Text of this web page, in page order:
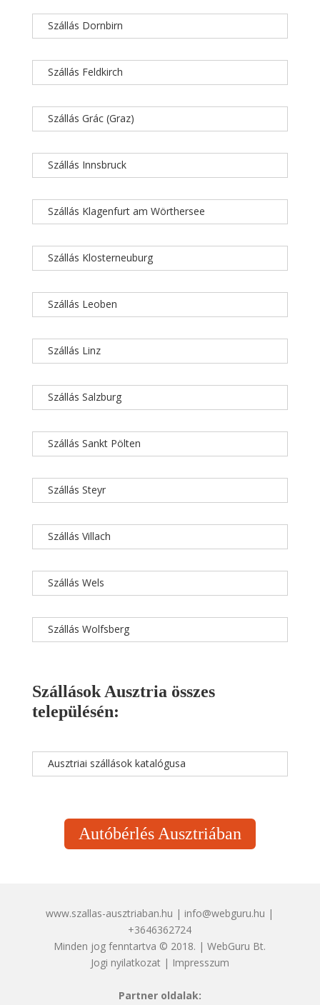
Szállás Dornbirn
Szállás Feldkirch
Szállás Grác (Graz)
Szállás Innsbruck
Szállás Klagenfurt am Wörthersee
Szállás Klosterneuburg
Szállás Leoben
Szállás Linz
Szállás Salzburg
Szállás Sankt Pölten
Szállás Steyr
Szállás Villach
Szállás Wels
Szállás Wolfsberg
Szállások Ausztria összes
településén:
Ausztriai szállások katalógusa
Autóbérlés Ausztriában
www.szallas-ausztriaban.hu | info@webguru.hu |
+3646362724
Minden jog fenntartva © 2018. | WebGuru Bt.
Jogi nyilatkozat| Impresszum
Partner oldalak: